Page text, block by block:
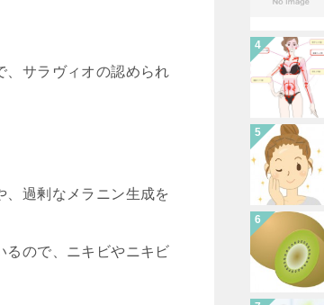
、サラヴィオの認められ
、過剰なメラニン生成を
るので、ニキビやニキビ